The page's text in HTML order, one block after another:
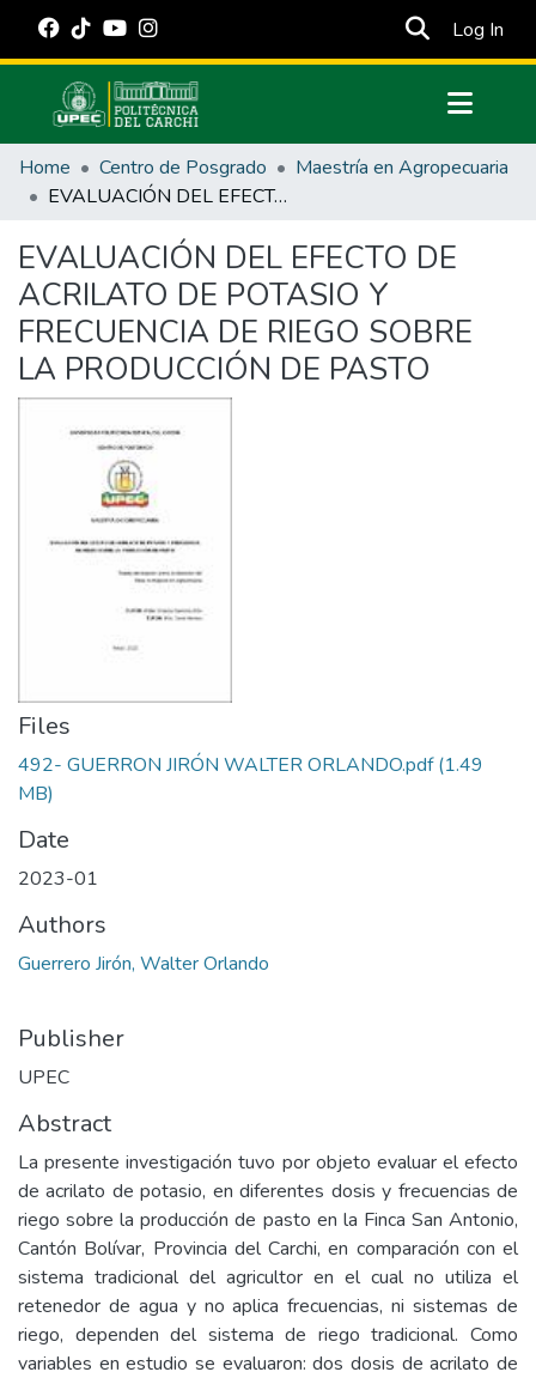
Log In
Communities & Collections
All of DSpace
Estadísticas Externas
Manuales
Home Centro de Posgrado
Maestría en Agropecuaria
EVALUACIÓN DEL EFECTO DE ACRILATO DE POTASIO Y FRECUENCIA DE RIEGO SOBRE LA PRODUCCIÓN DE PASTO
EVALUACIÓN DEL EFECTO DE
ACRILATO DE POTASIO Y
FRECUENCIA DE RIEGO SOBRE
LA PRODUCCIÓN DE PASTO
Files
492- GUERRON JIRÓN WALTER ORLANDO.pdf(1.49
MB)
Date
2023-01
Authors
Guerrero Jirón, Walter Orlando
Publisher
UPEC
Abstract
La presente investigación tuvo por objeto evaluar el efecto
de acrilato de potasio, en diferentes dosis y frecuencias de
riego sobre la producción de pasto en la Finca San Antonio,
Cantón Bolívar, Provincia del Carchi, en comparación con el
sistema tradicional del agricultor en el cual no utiliza el
retenedor de agua y no aplica frecuencias, ni sistemas de
riego, dependen del sistema de riego tradicional. Como
variables en estudio se evaluaron: dos dosis de acrilato de